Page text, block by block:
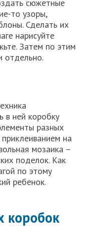
сюжетные
то узоры,
Сделать их
нарисуйте
Затем по этим
отдельно.
в ней коробку
разных
на
мозаика –
поделок. Как
по этому
ребенок.
коробок